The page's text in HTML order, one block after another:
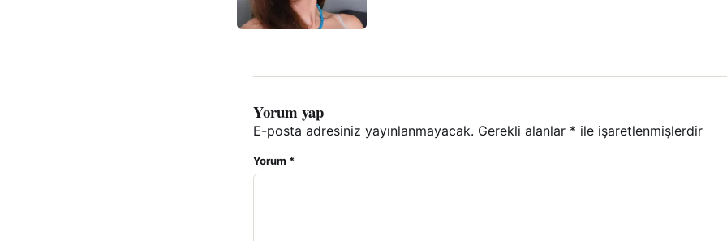
Yorum yap
E-posta adresiniz yayınlanmayacak. Gerekli alanlar * ile işaretlenmişlerdir
Yorum *